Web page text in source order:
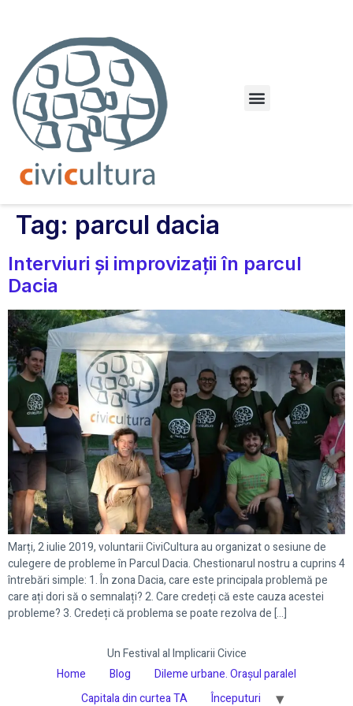
Tag: parcul dacia
Interviuri și improvizații în parcul
Dacia
Marți, 2 iulie 2019, voluntarii CiviCultura au organizat o sesiune de
culegere de probleme în Parcul Dacia. Chestionarul nostru a cuprins 4
întrebări simple: 1. În zona Dacia, care este principala problemă pe
care ați dori să o semnalați? 2. Care credeți că este cauza acestei
probleme? 3. Credeți că problema se poate rezolva de […]
Un Festival al Implicarii Civice
Home
Blog
Dileme urbane. Orașul paralel
Capitala din curtea TA
Începuturi